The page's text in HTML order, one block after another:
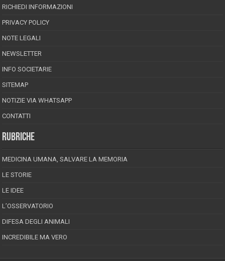
RICHIEDI INFORMAZIONI
PRIVACY POLICY
NOTE LEGALI
NEWSLETTER
INFO SOCIETARIE
SITEMAP
NOTIZIE VIA WHATSAPP
CONTATTI
RUBRICHE
MEDICINA UMANA, SALVARE LA MEMORIA
LE STORIE
LE IDEE
L’OSSERVATORIO
DIFESA DEGLI ANIMALI
INCREDIBILE MA VERO